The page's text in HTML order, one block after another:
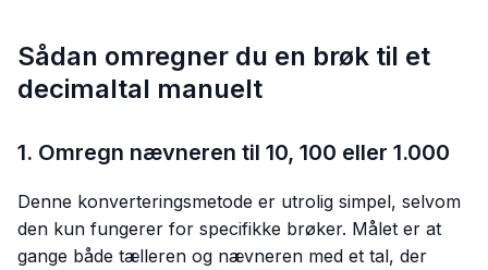
Sådan omregner du en brøk til et
decimaltal manuelt
1. Omregn nævneren til 10, 100 eller 1.000
Denne konverteringsmetode er utrolig simpel, selvom
den kun fungerer for specifikke brøker. Målet er at
gange både tælleren og nævneren med et tal, der